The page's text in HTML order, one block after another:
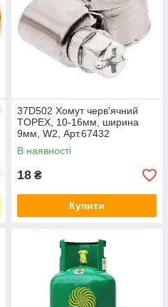
37D502 Хомут черв'ячний
TOPEX, 10-16мм, ширина
9мм, W2, Арт.67432
В наявності
18 ₴
Купити